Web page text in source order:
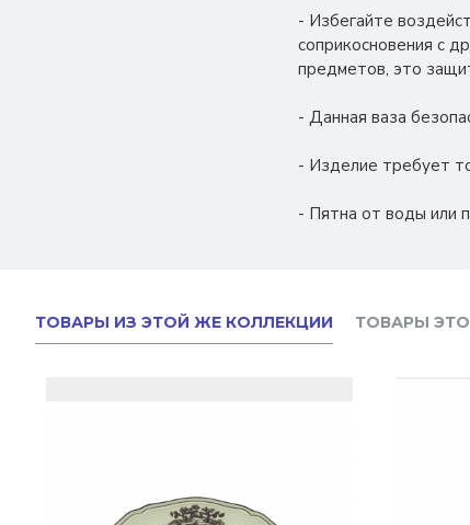
- Избегайте
соприкосновения с
предметов, это
- Данная ваза
- Изделие требует
- Пятна от воды или
ТОВАРЫ ИЗ ЭТОЙ ЖЕ КОЛЛЕКЦИИ ТОВАРЫ